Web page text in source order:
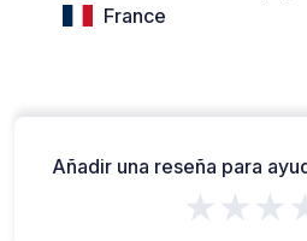
France
Añadir una reseña para